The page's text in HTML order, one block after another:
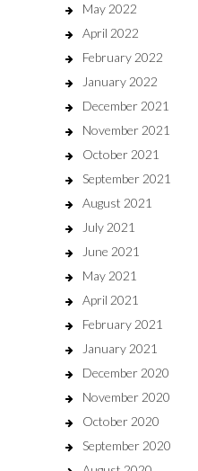
May 2022
April 2022
February 2022
January 2022
December 2021
November 2021
October 2021
September 2021
August 2021
July 2021
June 2021
May 2021
April 2021
February 2021
January 2021
December 2020
November 2020
October 2020
September 2020